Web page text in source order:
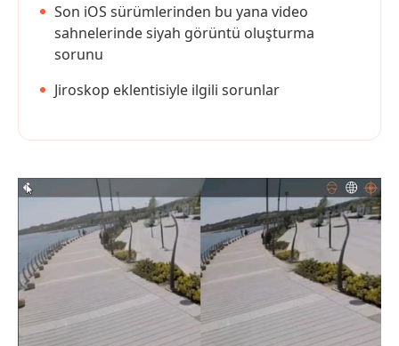
Son iOS sürümlerinden bu yana video
sahnelerinde siyah görüntü oluşturma
sorunu
Jiroskop eklentisiyle ilgili sorunlar